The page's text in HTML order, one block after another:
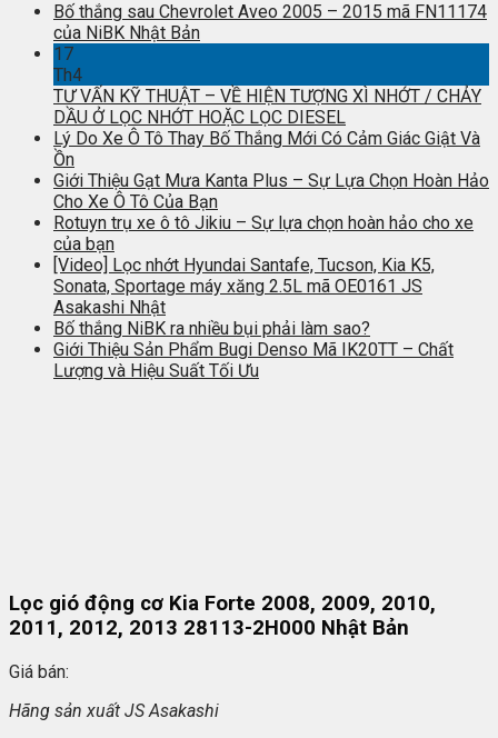
Bố thắng sau Chevrolet Aveo 2005 – 2015 mã FN11174
của NiBK Nhật Bản
17
Th4
TƯ VẤN KỸ THUẬT – VỀ HIỆN TƯỢNG XÌ NHỚT / CHẢY
DẦU Ở LỌC NHỚT HOẶC LỌC DIESEL
Lý Do Xe Ô Tô Thay Bố Thắng Mới Có Cảm Giác Giật Và
Ồn
Giới Thiệu Gạt Mưa Kanta Plus – Sự Lựa Chọn Hoàn Hảo
Cho Xe Ô Tô Của Bạn
Rotuyn trụ xe ô tô Jikiu – Sự lựa chọn hoàn hảo cho xe
của bạn
[Video] Lọc nhớt Hyundai Santafe, Tucson, Kia K5,
Sonata, Sportage máy xăng 2.5L mã OE0161 JS
Asakashi Nhật
Bố thắng NiBK ra nhiều bụi phải làm sao?
Giới Thiệu Sản Phẩm Bugi Denso Mã IK20TT – Chất
Lượng và Hiệu Suất Tối Ưu
Lọc gió động cơ Kia Forte 2008, 2009, 2010,
2011, 2012, 2013 28113-2H000 Nhật Bản
Giá bán:
Hãng sản xuất JS Asakashi